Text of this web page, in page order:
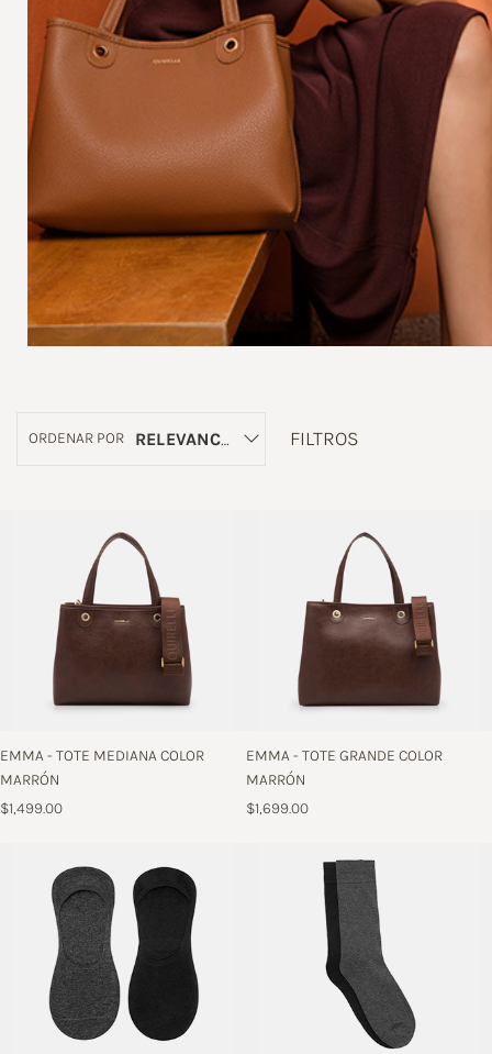
ORDENAR POR RELEVANCIA FILTROS
EMMA - TOTE MEDIANA COLOR
MARRÓN
$1,499.00
EMMA - TOTE GRANDE COLOR
MARRÓN
$1,699.00